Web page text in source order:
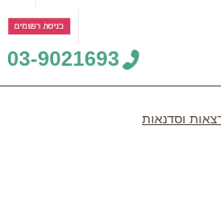
03-9021693
וסדנאות